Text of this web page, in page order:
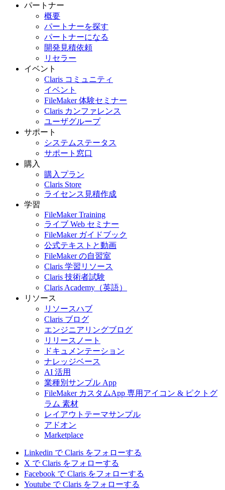
パートナー
概要
パートナーを探す
パートナーになる
開発見積依頼
リセラー
イベント
Claris コミュニティ
イベント
FileMaker 体験セミナー
Claris カンファレンス
ユーザグループ
サポート
システムステータス
サポート窓口
購入
購入プラン
Claris Store
ライセンス見積作成
学習
FileMaker Training
ライブ Web セミナー
FileMaker ガイドブック
公式テキストと動画
FileMaker の自習室
Claris 学習リソース
Claris 技術者試験
Claris Academy（英語）
リソース
リソースハブ
Claris ブログ
エンジニアリングブログ
リリースノート
ドキュメンテーション
ナレッジベース
AI 活用
業種別サンプル App
FileMaker カスタムApp 専用アイコン & ピクトグ
ラム 素材
レイアウトテーマサンプル
アドオン
Marketplace
Linkedin で Claris をフォローする
X で Claris をフォローする
Facebook で Claris をフォローする
Youtube で Claris をフォローする